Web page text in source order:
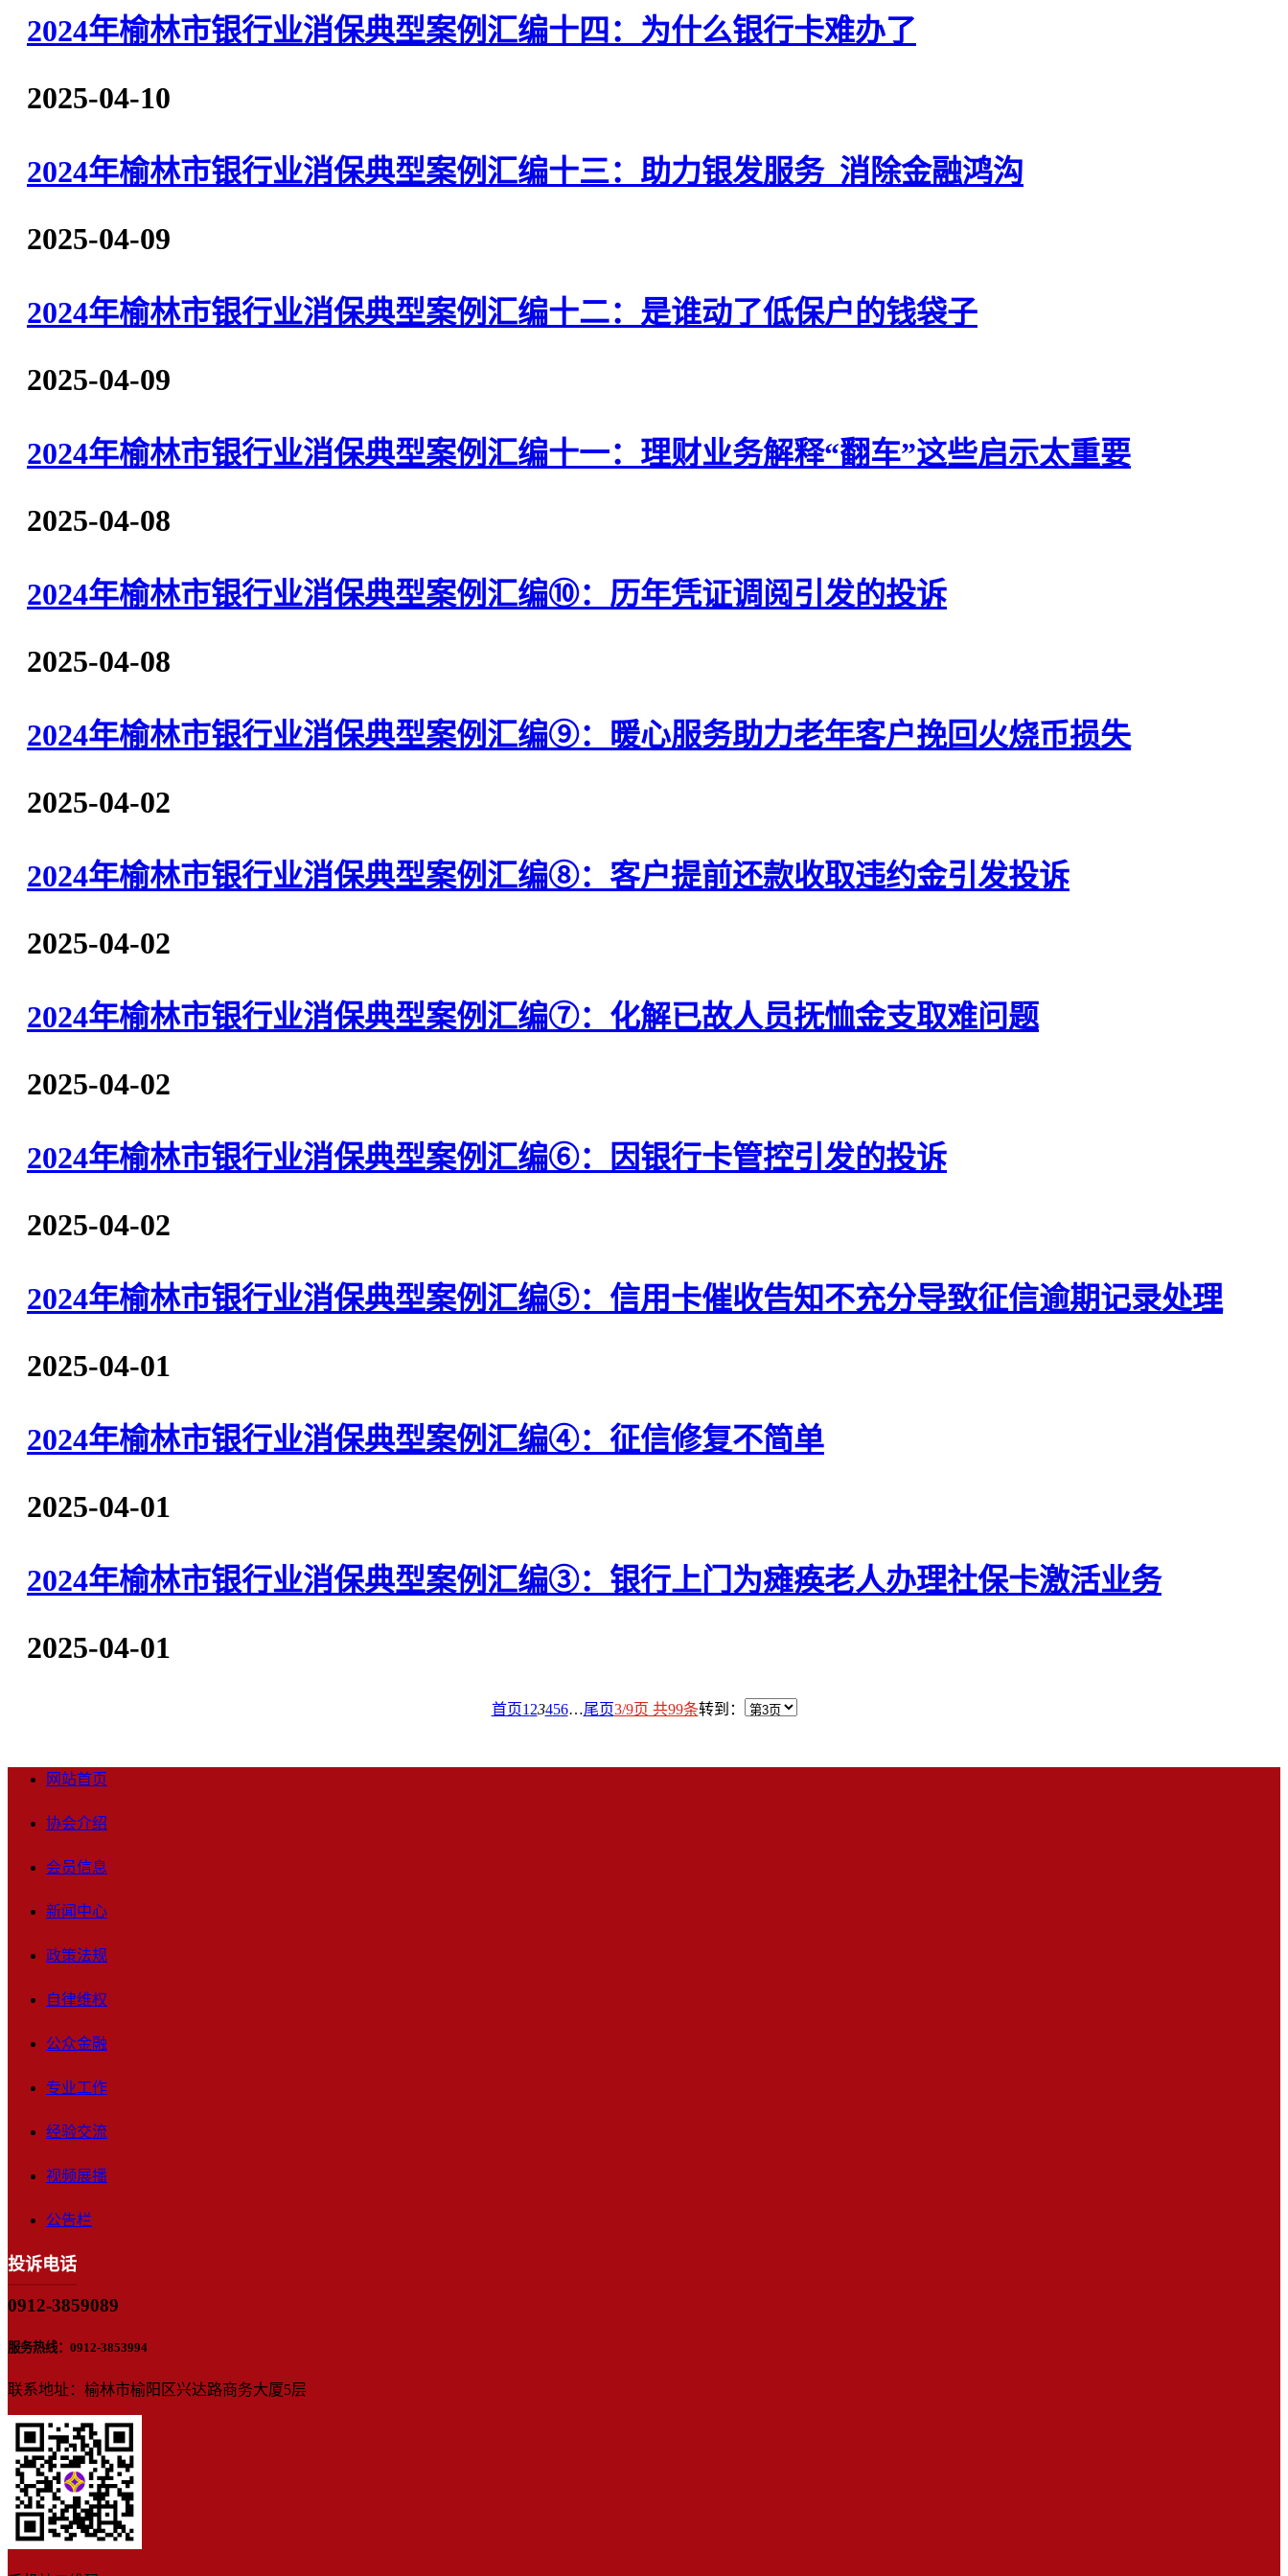
2024年榆林市银行业消保典型案例汇编十四：为什么银行卡难办了
2025-04-10
2024年榆林市银行业消保典型案例汇编十三：助力银发服务 消除金融鸿沟
2025-04-09
2024年榆林市银行业消保典型案例汇编十二：是谁动了低保户的钱袋子
2025-04-09
2024年榆林市银行业消保典型案例汇编十一：理财业务解释“翻车”这些启示太重要
2025-04-08
2024年榆林市银行业消保典型案例汇编⑩：历年凭证调阅引发的投诉
2025-04-08
2024年榆林市银行业消保典型案例汇编⑨：暖心服务助力老年客户挽回火烧币损失
2025-04-02
2024年榆林市银行业消保典型案例汇编⑧：客户提前还款收取违约金引发投诉
2025-04-02
2024年榆林市银行业消保典型案例汇编⑦：化解已故人员抚恤金支取难问题
2025-04-02
2024年榆林市银行业消保典型案例汇编⑥：因银行卡管控引发的投诉
2025-04-02
2024年榆林市银行业消保典型案例汇编⑤：信用卡催收告知不充分导致征信逾期记录处理
2025-04-01
2024年榆林市银行业消保典型案例汇编④：征信修复不简单
2025-04-01
2024年榆林市银行业消保典型案例汇编③：银行上门为瘫痪老人办理社保卡激活业务
2025-04-01
首页1 23456…尾页3/9页 共99条转到：
网站首页
协会介绍
会员信息
新闻中心
政策法规
自律维权
公众金融
专业工作
经验交流
视频展播
公告栏
投诉电话
0912-3859089
服务热线：0912-3853994
联系地址：榆林市榆阳区兴达路商务大厦5层